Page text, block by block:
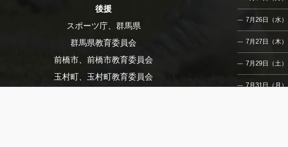
後援
スポーツ庁、群馬県
群馬県教育委員会
前橋市、前橋市教育委員会
玉村町、玉村町教育委員会
7月26日（水）
7月27日（木）
7月29日（土）
7月31日（月）